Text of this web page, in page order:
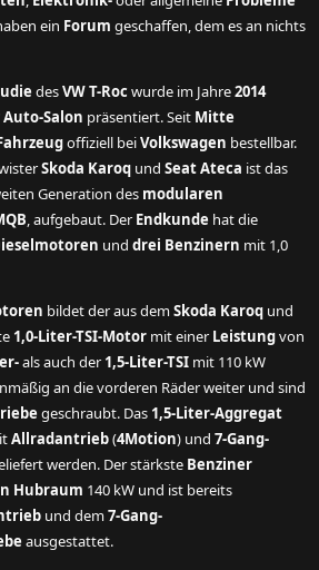
ein Forum geschaffen, dem es an nichts
desVW T-Rocwurde im Jahre2014
Salon präsentiert. Seit Mitte
offiziell beiVolkswagen bestellbar.
Skoda Karoq und Seat Ateca ist das
Generation des modularen
, aufgebaut. Der Endkunde hat die
und drei Benzinern mit 1,0
bildet der aus demSkoda Karoq und
1,0-Liter-TSI-Motor mit einer Leistungvon
als auch der 1,5-Liter-TSI mit 110 kW
an die vorderen Räder weiter und sind
geschraubt. Das 1,5-Liter-Aggregat
Allradantrieb(4Motion) und 7-Gang-
werden. Der stärkste Benziner
Hubraum 140 kW und ist bereits
und dem7-Gang-
ausgestattet.